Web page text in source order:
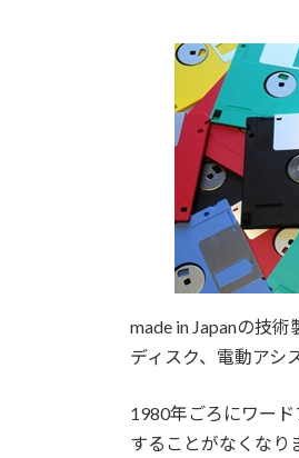
made in Japanの技
ディスク、電動アシ
1980年ごろにワー
することがなくなり